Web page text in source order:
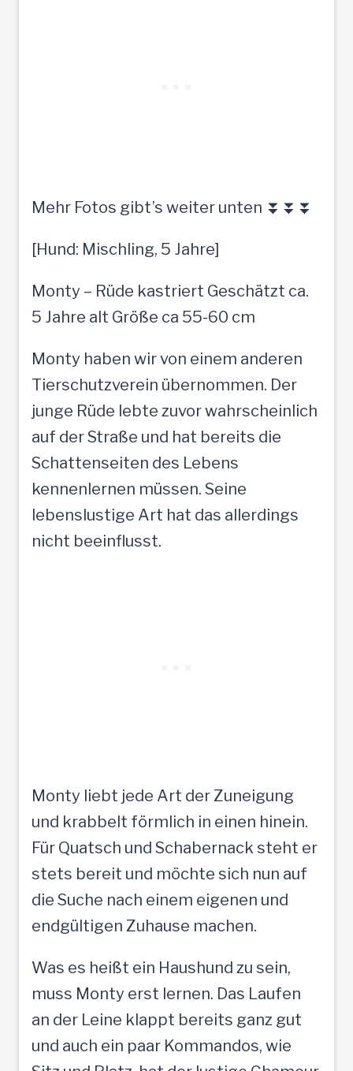
Mehr Fotos gibt’s weiter unten ⏬⏬⏬
[Hund: Mischling, 5 Jahre]
Monty – Rüde kastriert Geschätzt ca.
5 Jahre alt Größe ca 55-60 cm
Monty haben wir von einem anderen
Tierschutzverein übernommen. Der
junge Rüde lebte zuvor wahrscheinlich
auf der Straße und hat bereits die
Schattenseiten des Lebens
kennenlernen müssen. Seine
lebenslustige Art hat das allerdings
nicht beeinflusst.
Monty liebt jede Art der Zuneigung
und krabbelt förmlich in einen hinein.
Für Quatsch und Schabernack steht er
stets bereit und möchte sich nun auf
die Suche nach einem eigenen und
endgültigen Zuhause machen.
Was es heißt ein Haushund zu sein,
muss Monty erst lernen. Das Laufen
an der Leine klappt bereits ganz gut
und auch ein paar Kommandos, wie